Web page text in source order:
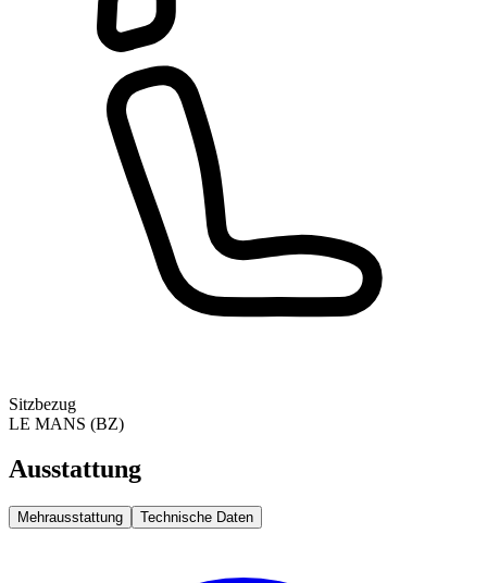
Sitzbezug
LE MANS (BZ)
Ausstattung
Mehrausstattung Technische Daten